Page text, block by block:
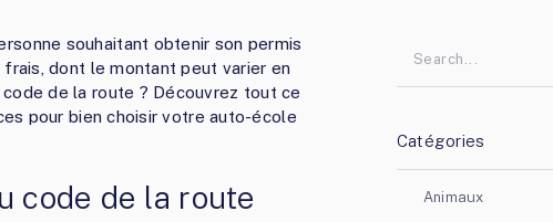
souhaitant obtenir son permis
frais, dont le montant peut varier en
de la route ? Découvrez tout ce
pour bien choisir votre auto-école
code de la route
Catégories
Animaux